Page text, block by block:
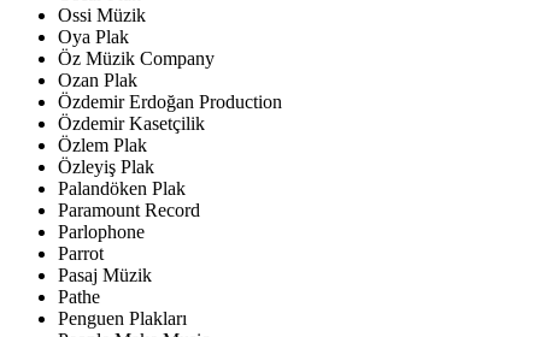
Ossi Müzik
Oya Plak
Öz Müzik Company
Ozan Plak
Özdemir Erdoğan Production
Özdemir Kasetçilik
Özlem Plak
Özleyiş Plak
Palandöken Plak
Paramount Record
Parlophone
Parrot
Pasaj Müzik
Pathe
Penguen Plakları